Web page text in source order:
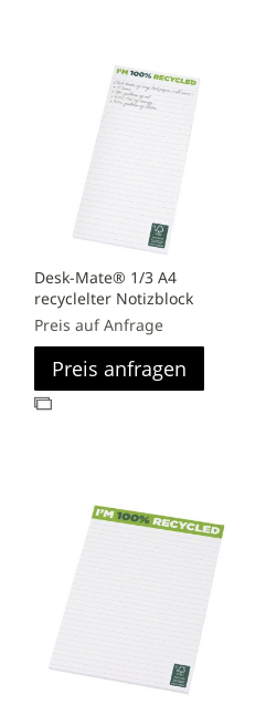
Desk-Mate® 1/3 A4
recyclelter Notizblock
Preis auf Anfrage
Preis anfragen
Zur